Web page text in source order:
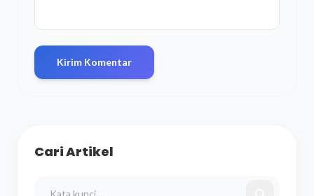
Kirim Komentar
Cari Artikel